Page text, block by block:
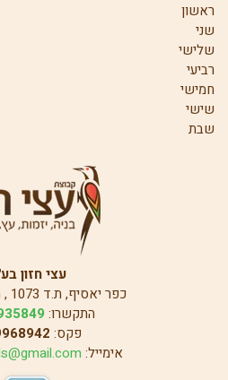
ראשון
שני
שלישי
רביעי
חמישי
שישי
שבת
עצי חזון
כפר יאסיף, ת.ד 1073 , מיקוד: 24908
התקשרו:
פקס:
אימייל: